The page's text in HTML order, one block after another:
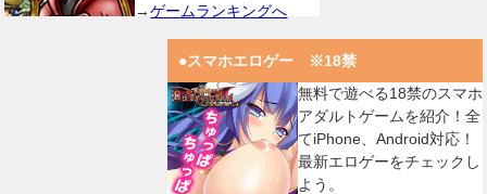
→ゲームランキングへ
●スマホエロゲー ※18禁
無料で遊べる18禁のスマホ
アダルトゲームを紹介！全
てiPhone、Android対応！
最新エロゲーをチェックし
よう。